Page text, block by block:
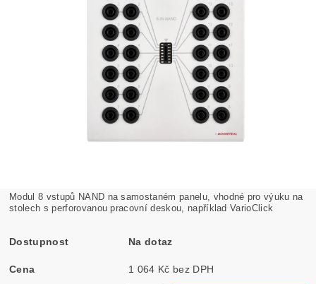
Modul 8 vstupů NAND na samostaném panelu, vhodné pro výuku na
stolech s perforovanou pracovní deskou, například VarioClick
Dostupnost Na dotaz
Cena 1 064 Kč bez DPH